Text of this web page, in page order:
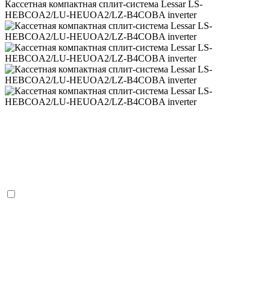
Кассетная компактная сплит-система Lessar LS-
HEBCOA2/LU-HEUOA2/LZ-B4COBA inverter